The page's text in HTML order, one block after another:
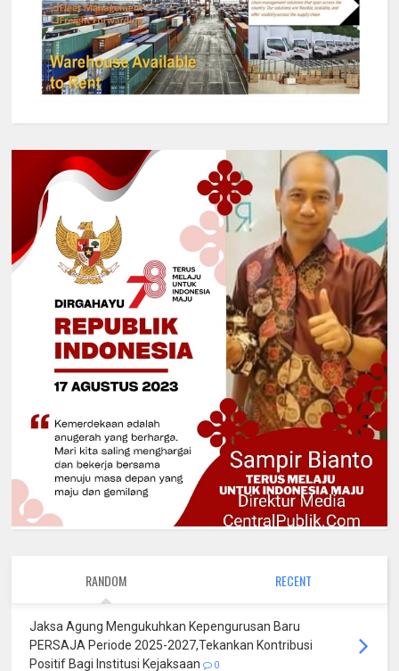
RANDOM RECENT
Jaksa Agung Mengukuhkan Kepengurusan Baru
PERSAJA Periode 2025-2027,Tekankan Kontribusi
Positif Bagi Institusi Kejaksaan
0